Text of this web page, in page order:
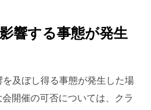
響する事態が発生
及ぼし得る事態が発生した場
開催の可否については、クラ